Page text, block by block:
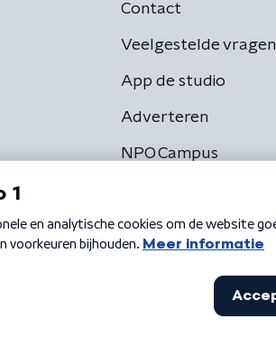
Contact
Veelgestelde vragen
App de studio
Adverteren
NPO Campus